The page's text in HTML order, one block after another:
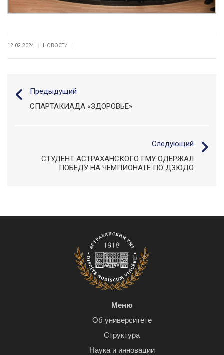
12.02.2024 НОВОСТИ
Предыдущий
СПАРТАКИАДА «ЗДОРОВЬЕ»
Следующий
СТУДЕНТ АСТРАХАНСКОГО ГМУ ОДЕРЖАЛ
ПОБЕДУ НА ЧЕМПИОНАТЕ ПО ДЗЮДО
Меню
Об университете
Структура
Наука и инновации